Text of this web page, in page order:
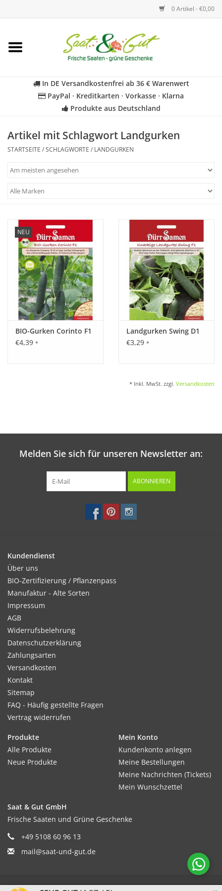
0 Artikel - €0,00
Startseite
Kräuter
Für Kinder
Katalog
In DE Versandkostenfrei ab 36 € Warenwert
PayPal · Kreditkarten · Vorkasse · Klarna
Produkte aus Deutschland
Artikel mit Schlagwort Landgurken
STARTSEITE /SCHLAGWORTE / LANDGURKEN
NEU
BIO-Gurken Corinto F1
€4,39 *
Landgurken Swing D1
€3,29 *
* Inkl. MwSt. zzgl. Versandkosten
Melden Sie sich für unseren Newsletter an:
ABONNIEREN
Kundendienst
Über uns
BIO-Zertifizierung / Pflanzenpass
Manufaktur - Alte Sorten
Impressum
AGB
Widerrufsbelehrung
Datenschutzerklärung
Zahlungsarten
Versandkosten
Kontakt
Sitemap
FAQ - Häufig gestellte Fragen
Vertrag widerrufen
Produkte
Alle Produkte
Neue Produkte
Mein Konto
Kundenkonto anlegen
Meine Bestellungen
Meine Nachrichten (Tickets)
Mein Wunschzettel
Saat & Gut GmbH
Frische Saaten und Grüne Geschenke
+49 5108 60 96 13
mail@saat-und-gut.de
© Copyright 2026 Saat & Gut - Powered by